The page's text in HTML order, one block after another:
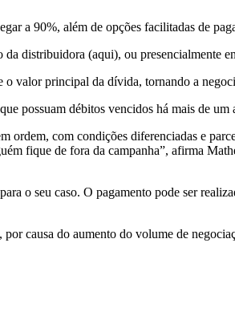
a 90%, além de opções facilitadas de
distribuidora (aqui), ou presencialmente
o valor principal da dívida, tornando a
possuam débitos vencidos há mais de
com condições diferenciadas e
fique de fora da campanha”, afirma
o seu caso. O pagamento pode ser
causa do aumento do volume de